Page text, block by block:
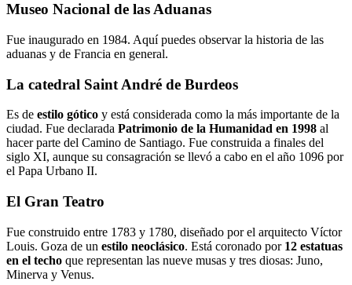
Museo Nacional de las Aduanas
Fue inaugurado en 1984. Aquí puedes observar la historia de las
aduanas y de Francia en general.
La catedral Saint André de Burdeos
Es de estilo gótico y está considerada como la más importante de la
ciudad. Fue declarada Patrimonio de la Humanidad en 1998 al
hacer parte del Camino de Santiago. Fue construida a finales del
siglo XI, aunque su consagración se llevó a cabo en el año 1096 por
el Papa Urbano II.
El Gran Teatro
Fue construido entre 1783 y 1780, diseñado por el arquitecto Víctor
Louis. Goza de un estilo neoclásico. Está coronado por 12 estatuas
en el techo que representan las nueve musas y tres diosas: Juno,
Minerva y Venus.